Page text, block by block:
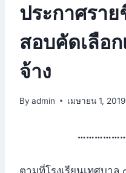
ประกาศรา
สอบคัดเลือ
จ้าง
By admin เมษายน 1, 2019
ตามที่โรงเรียนเทศบา